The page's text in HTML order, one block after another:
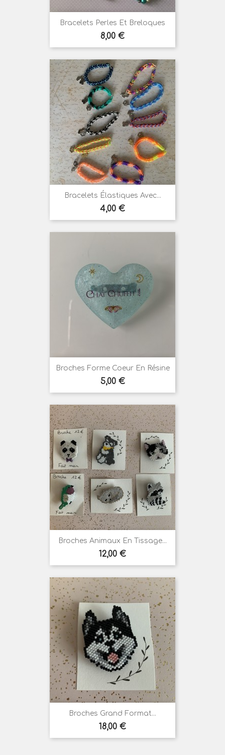
Bracelets Perles Et Breloques
Prix
8,00 €
Bracelets Élastiques Avec...
Prix
4,00 €
Broches Forme Coeur En Résine
Prix
5,00 €
Broches Animaux En Tissage...
Prix
12,00 €
Broches Grand Format...
Prix
18,00 €